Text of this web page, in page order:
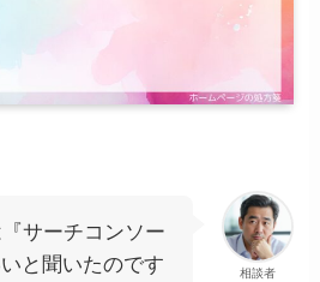
相談者
サーチコンソー
と聞いたのです